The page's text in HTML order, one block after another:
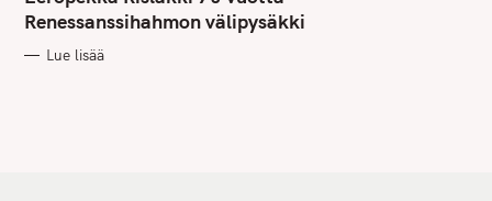
E
G
O
I
Renessanssihahmon välipysäkki
Lue lisää